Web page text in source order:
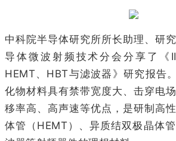
中科院半导体研究所所长助理、研
导体微波射频技术分会分享了《
HEMT、HBT与滤波器》研究报告
化物材料具有禁带宽度大、击穿电
移率高、高声速等优点，是研制高
体管（HEMT）、异质结双极晶体